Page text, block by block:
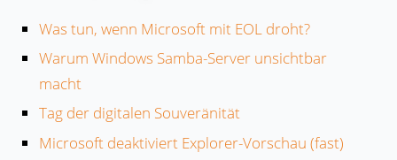
Was tun, wenn Microsoft mit EOL droht?
Warum Windows Samba-Server unsichtbar
macht
Tag der digitalen Souveränität
Microsoft deaktiviert Explorer-Vorschau (fast)